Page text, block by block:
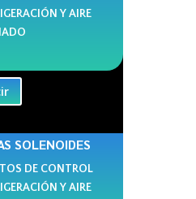
Y AIRE
SOLENOIDES
DE CONTROL
Y AIRE